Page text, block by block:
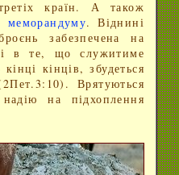
країн. А також
меморандуму. Віднині
забезпечена на
в те, що служитиме
кінців, збудеться
Врятуються
на підхоплення